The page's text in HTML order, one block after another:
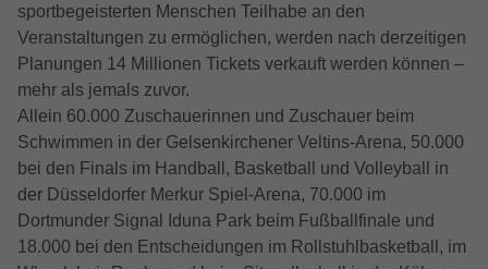
sportbegeisterten Menschen Teilhabe an den
Veranstaltungen zu ermöglichen, werden nach derzeitigen
Planungen 14 Millionen Tickets verkauft werden können –
mehr als jemals zuvor.
Allein 60.000 Zuschauerinnen und Zuschauer beim
Schwimmen in der Gelsenkirchener Veltins-Arena, 50.000
bei den Finals im Handball, Basketball und Volleyball in
der Düsseldorfer Merkur Spiel-Arena, 70.000 im
Dortmunder Signal Iduna Park beim Fußballfinale und
18.000 bei den Entscheidungen im Rollstuhlbasketball, im